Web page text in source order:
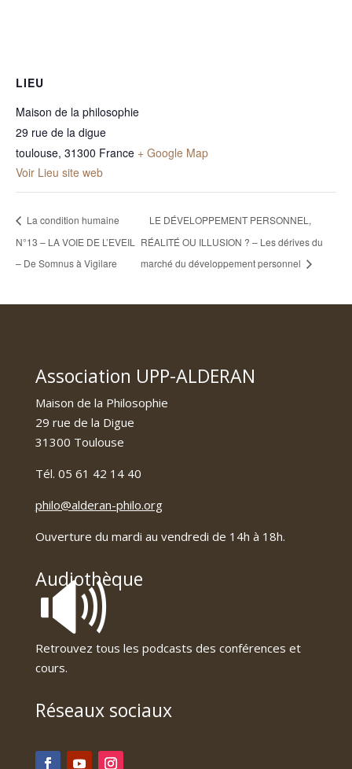
LIEU
Maison de la philosophie
29 rue de la digue
toulouse, 31300 France + Google Map
Voir Lieu site web
La condition humaine
N°13 – LA VOIE DE L’EVEIL
– De Somnus à Vigilare
LE DÉVELOPPEMENT PERSONNEL,
RÉALITÉ OU ILLUSION ? – Les dérives du
marché du développement personnel
Association UPP-ALDERAN
Maison de la Philosophie
29 rue de la Digue
31300 Toulouse
Tél. 05 61 42 14 40
philo@alderan-philo.org
Ouverture du mardi au vendredi de 14h à 18h.
Audiothèque
🔊
Retrouvez tous les podcasts des conférences et
cours.
Réseaux sociaux